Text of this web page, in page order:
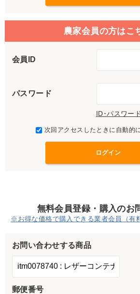
農家会員の方はこ
会員ID
パスワード
ID･パスワー
次回アクセスしたときに自動的
無料会員登録・購入のお
※お得な価格で購入できる業者会員（有
お問い合わせする商品
郵便番号